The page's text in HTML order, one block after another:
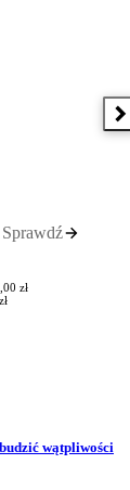
Sprawdź
zł
wątpliwości